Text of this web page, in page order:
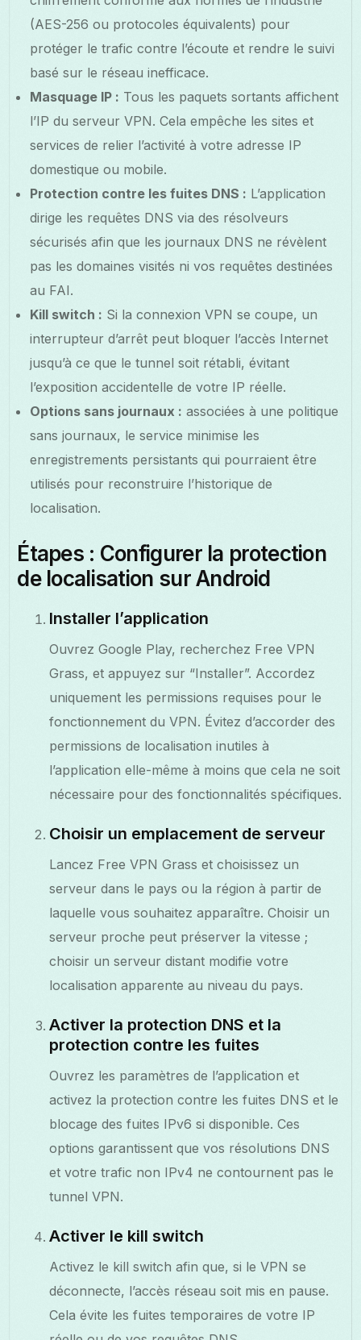
(AES-256 ou protocoles équivalents) pour
protéger le trafic contre l’écoute et rendre le suivi
basé sur le réseau inefficace.
Masquage IP : Tous les paquets sortants affichent
l’IP du serveur VPN. Cela empêche les sites et
services de relier l’activité à votre adresse IP
domestique ou mobile.
Protection contre les fuites DNS : L’application
dirige les requêtes DNS via des résolveurs
sécurisés afin que les journaux DNS ne révèlent
pas les domaines visités ni vos requêtes destinées
au FAI.
Kill switch : Si la connexion VPN se coupe, un
interrupteur d’arrêt peut bloquer l’accès Internet
jusqu’à ce que le tunnel soit rétabli, évitant
l’exposition accidentelle de votre IP réelle.
Options sans journaux : associées à une politique
sans journaux, le service minimise les
enregistrements persistants qui pourraient être
utilisés pour reconstruire l’historique de
localisation.
Étapes : Configurer la protection
de localisation sur Android
Installer l’application
Ouvrez Google Play, recherchez Free VPN
Grass, et appuyez sur “Installer”. Accordez
uniquement les permissions requises pour le
fonctionnement du VPN. Évitez d’accorder des
permissions de localisation inutiles à
l’application elle-même à moins que cela ne soit
nécessaire pour des fonctionnalités spécifiques.
Choisir un emplacement de serveur
Lancez Free VPN Grass et choisissez un
serveur dans le pays ou la région à partir de
laquelle vous souhaitez apparaître. Choisir un
serveur proche peut préserver la vitesse ;
choisir un serveur distant modifie votre
localisation apparente au niveau du pays.
Activer la protection DNS et la
protection contre les fuites
Ouvrez les paramètres de l’application et
activez la protection contre les fuites DNS et le
blocage des fuites IPv6 si disponible. Ces
options garantissent que vos résolutions DNS
et votre trafic non IPv4 ne contournent pas le
tunnel VPN.
Activer le kill switch
Activez le kill switch afin que, si le VPN se
déconnecte, l’accès réseau soit mis en pause.
Cela évite les fuites temporaires de votre IP